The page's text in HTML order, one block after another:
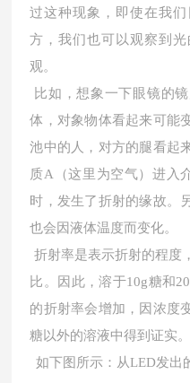
过这种现象，即使在我
方，我们也可以观察到
观。
比如，想象一下眼镜的
体，对象物体看起来可能
池中的人，对方的腿看起
质A（这里为空气）进入
时，发生了折射的缘故。
也会因液体温度而变化。
折射率是表示折射的程度
比。因此，溶于10g糖和
的折射率会增加，因浓度
糖以外的溶液中得到证实。
如下图所示：从LED发出